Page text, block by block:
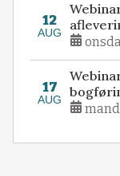
12
AUG
17
AUG